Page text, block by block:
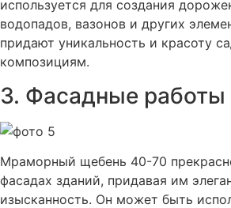
используется для создания
водопадов, вазонов и других
придают уникальность и красоту
композициям.
3. Фасадные работы
Мраморный щебень 40-70
фасадах зданий, придавая им
изысканность. Он может быть